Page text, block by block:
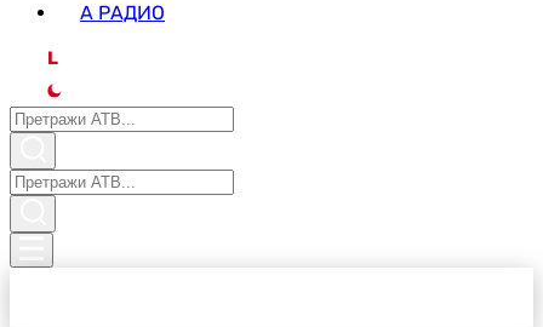
А РАДИО
L